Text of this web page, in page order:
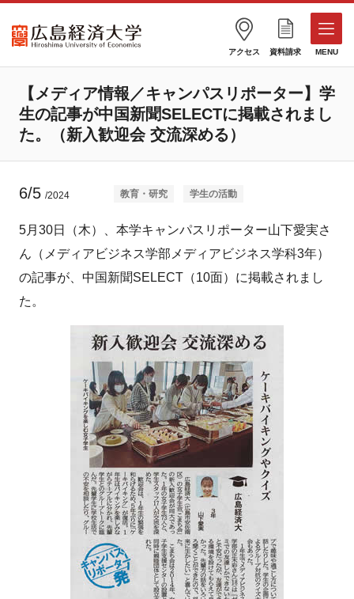
アクセス 資料請求 MENU
【メディア情報／キャンパスリポーター】学
生の記事が中国新聞SELECTに掲載されまし
た。（新入歓迎会 交流深める）
6/5 /2024 教育・研究 学生の活動
5月30日（木）、本学キャンパスリポーター山下愛実さ
ん（メディアビジネス学部メディアビジネス学科3年）
の記事が、中国新聞SELECT（10面）に掲載されまし
た。